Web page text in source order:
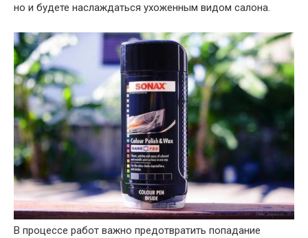
но и будете наслаждаться ухоженным видом салона.
В процессе работ важно предотвратить попадание